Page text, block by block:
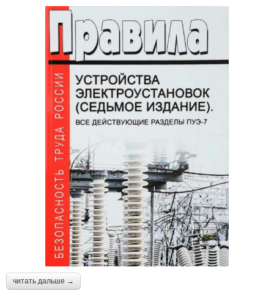
читать дальше →